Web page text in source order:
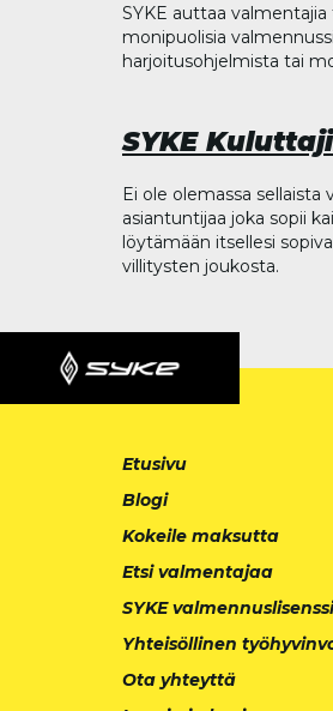
SYKE auttaa
monipuolisia
harjoitusohjelmista tai
SYKE
Ei ole olemassa
asiantuntijaa joka sopii
löytämään itsellesi
villitysten joukosta.
Etusivu
Blogi
Kokeile maksutta
Etsi valmentajaa
SYKE
Yhteisöllinen
Ota yhteyttä